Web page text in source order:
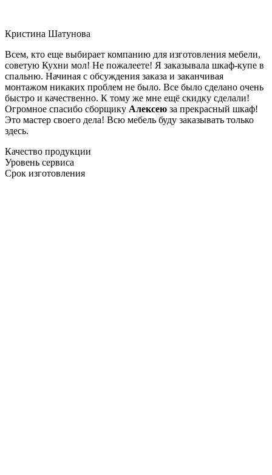
Кристина Шатунова
Всем, кто еще выбирает компанию для изготовления мебели,
советую Кухни мол! Не пожалеете! Я заказывала шкаф-купе в
спальню. Начиная с обсуждения заказа и заканчивая
монтажом никаких проблем не было. Все было сделано очень
быстро и качественно. К тому же мне ещё скидку сделали!
Огромное спасибо сборщику Алексею за прекрасный шкаф!
Это мастер своего дела! Всю мебель буду заказывать только
здесь.
Качество продукции
Уровень сервиса
Срок изготовления